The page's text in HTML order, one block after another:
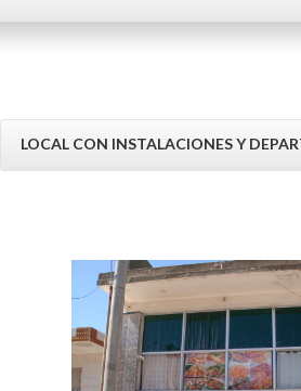
LOCAL CON INSTALACIONES Y